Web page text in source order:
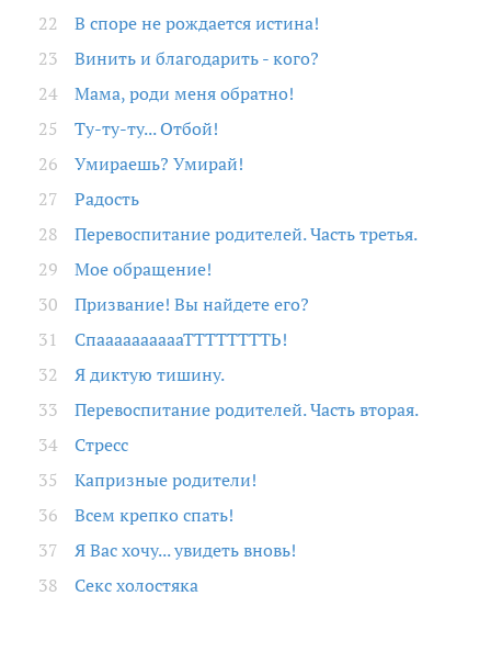
В споре не рождается истина!
Винить и благодарить - кого?
Мама, роди меня обратно!
Ту-ту-ту... Отбой!
Умираешь? Умирай!
Радость
Перевоспитание родителей. Часть третья.
Мое обращение!
Призвание! Вы найдете его?
СпааааааааааТТТТТТТТЬ!
Я диктую тишину.
Перевоспитание родителей. Часть вторая.
Стресс
Капризные родители!
Всем крепко спать!
Я Вас хочу... увидеть вновь!
Секс холостяка